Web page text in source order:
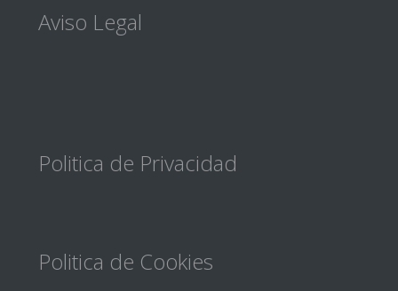
Footer
Aviso Legal
Politica de Privacidad
Politica de Cookies